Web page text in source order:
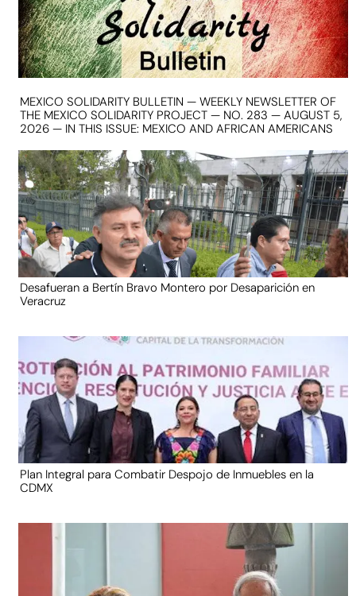
MEXICO SOLIDARITY BULLETIN — WEEKLY NEWSLETTER OF
THE MEXICO SOLIDARITY PROJECT — NO. 283 — AUGUST 5,
2026 — IN THIS ISSUE: MEXICO AND AFRICAN AMERICANS
Desafueran a Bertín Bravo Montero por Desaparición en
Veracruz
Plan Integral para Combatir Despojo de Inmuebles en la
CDMX